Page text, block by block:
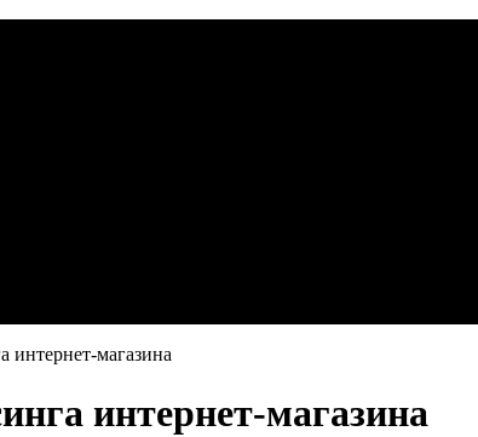
интернет-магазина
интернет-магазина